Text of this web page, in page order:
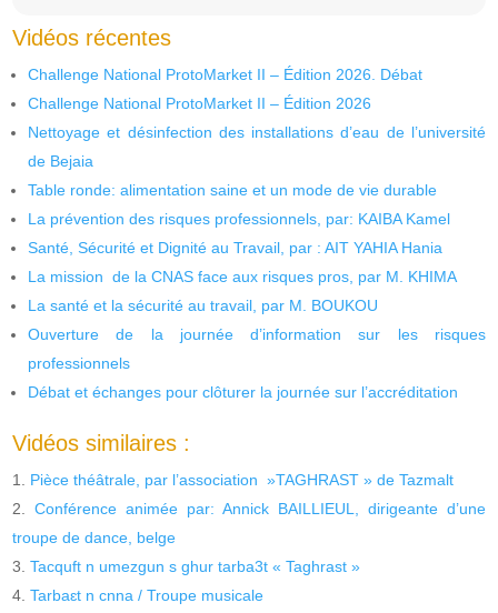
Vidéos récentes
Challenge National ProtoMarket II – Édition 2026. Débat
Challenge National ProtoMarket II – Édition 2026
Nettoyage et désinfection des installations d’eau de l’université
de Bejaia
Table ronde: alimentation saine et un mode de vie durable
La prévention des risques professionnels, par: KAIBA Kamel
Santé, Sécurité et Dignité au Travail, par : AIT YAHIA Hania
La mission de la CNAS face aux risques pros, par M. KHIMA
La santé et la sécurité au travail, par M. BOUKOU
Ouverture de la journée d’information sur les risques
professionnels
Débat et échanges pour clôturer la journée sur l’accréditation
Vidéos similaires :
Pièce théâtrale, par l’association »TAGHRAST » de Tazmalt
Conférence animée par: Annick BAILLIEUL, dirigeante d’une
troupe de dance, belge
Tacquft n umezgun s ghur tarba3t « Taghrast »
Tarbaɛt n cnna / Troupe musicale